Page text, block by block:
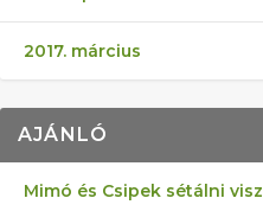
2017. március
AJÁNLÓ
Mimó és Csipek sétálni visz